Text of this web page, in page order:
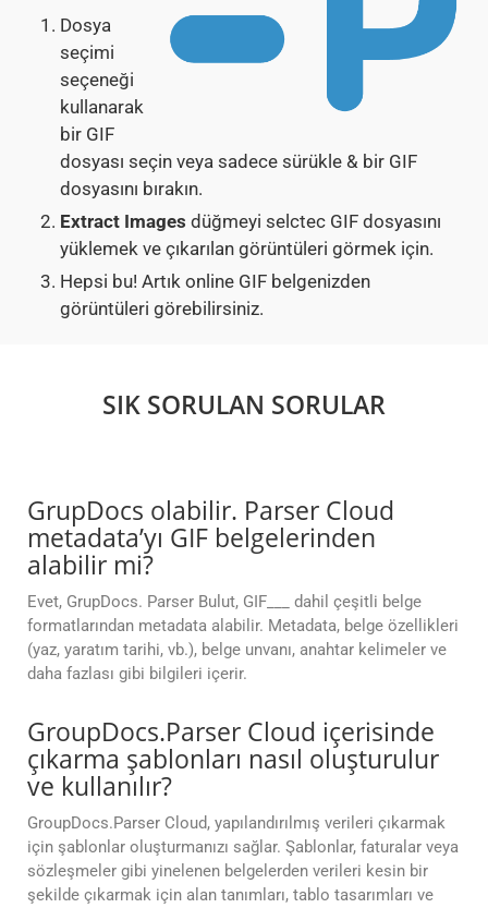
Dosya
seçimi
seçeneği
kullanarak
bir GIF
dosyası seçin veya sadece sürükle & bir GIF
dosyasını bırakın.
Extract Images düğmeyi selctec GIF dosyasını
yüklemek ve çıkarılan görüntüleri görmek için.
Hepsi bu! Artık online GIF belgenizden
görüntüleri görebilirsiniz.
SIK SORULAN SORULAR
GrupDocs olabilir. Parser Cloud
metadata’yı GIF belgelerinden
alabilir mi?
Evet, GrupDocs. Parser Bulut, GIF___ dahil çeşitli belge
formatlarından metadata alabilir. Metadata, belge özellikleri
(yaz, yaratım tarihi, vb.), belge unvanı, anahtar kelimeler ve
daha fazlası gibi bilgileri içerir.
GroupDocs.Parser Cloud içerisinde
çıkarma şablonları nasıl oluşturulur
ve kullanılır?
GroupDocs.Parser Cloud, yapılandırılmış verileri çıkarmak
için şablonlar oluşturmanızı sağlar. Şablonlar, faturalar veya
sözleşmeler gibi yinelenen belgelerden verileri kesin bir
şekilde çıkarmak için alan tanımları, tablo tasarımları ve